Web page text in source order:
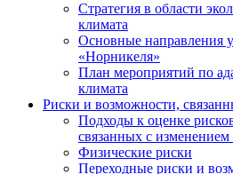
Стратегия в области
климата
Основные направления
«Норникеля»
План мероприятий по
климата
Риски и возможности,
Подходы к оценке
связанных с изменением
Физические риски
Переходные риски и